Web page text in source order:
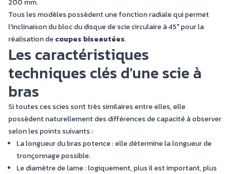
Tous les modèles possèdent une fonction radiale qui permet
l'inclinaison du bloc du disque de scie circulaire à 45° pour la
réalisation decoupes biseautées.
Les caractéristiques
techniques clés d'une scie à
bras
Si toutes ces scies sont très similaires entre elles, elle
possèdent naturellement des différences de capacité à observer
selon les points suivants :
La longueur du bras potence : elle détermine la longueur de
tronçonnage possible.
Le diamètre de lame : logiquement, plus il est important, plus